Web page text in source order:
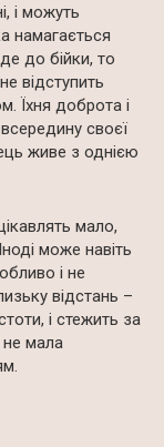
і можуть
намагається
до бійки, то
відступить
Їхня доброта і
своєї
живе з однією
мало,
може навіть
і не
відстань –
і стежить за
не мала